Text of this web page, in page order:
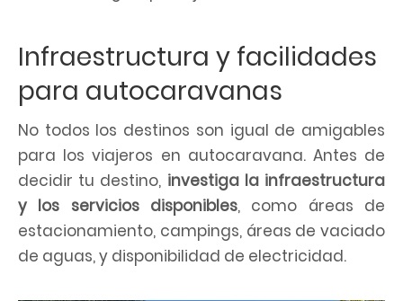
Infraestructura y facilidades
para autocaravanas
No todos los destinos son igual de amigables
para los viajeros en autocaravana. Antes de
decidir tu destino, investiga la infraestructura
y los servicios disponibles, como áreas de
estacionamiento, campings, áreas de vaciado
de aguas, y disponibilidad de electricidad.